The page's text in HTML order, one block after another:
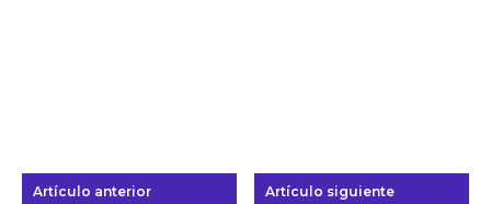
Artículo anterior Artículo siguiente